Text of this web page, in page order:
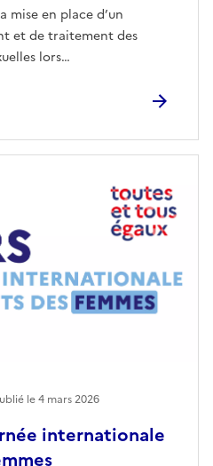
mise en place d’un
et de traitement des
lors…
internationale
le4 mars 2026